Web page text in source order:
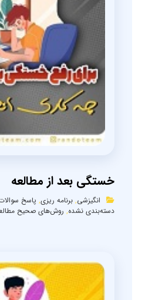
خستگی بعد از مطالعه
انگیزشی,برنامه ریزی, پاسخ
دسته‌بندی نشده, روش‌های صحیح